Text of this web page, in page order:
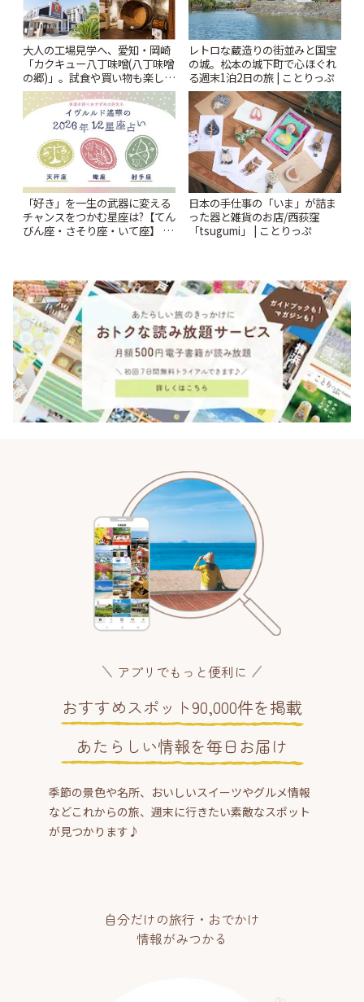
大人の工場見学へ、愛知・岡崎
「カクキュー八丁味噌(八丁味噌
の郷)」。試食や買い物も楽しみ
♪ | ことりっぷ
レトロな蔵造りの街並みと国宝
の城。松本の城下町で心ほぐれ
る週末1泊2日の旅 | ことりっぷ
「好き」を一生の武器に変える
チャンスをつかむ星座は?【てん
びん座・さそり座・いて座】 イ
日本の手仕事の「いま」が詰ま
った器と雑貨のお店/西荻窪
「tsugumi」 | ことりっぷ
アプリでもっと便利に
おすすめスポット90,000件を掲載
あたらしい情報を毎日お届け
季節の景色や名所、おいしいスイーツやグルメ情報
などこれからの旅、週末に行きたい素敵なスポット
が見つかります♪
自分だけの旅行・おでかけ
情報がみつかる